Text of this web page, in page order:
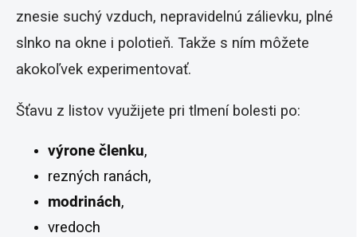
znesie suchý vzduch, nepravidelnú zálievku, plné
slnko na okne i polotieň. Takže s ním môžete
akokoľvek experimentovať.
Šťavu z listov využijete pri tlmení bolesti po:
výrone členku,
rezných ranách,
modrinách,
vredoch